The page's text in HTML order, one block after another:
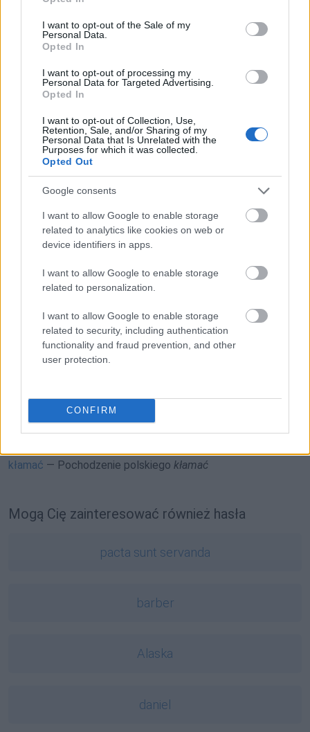
use your data for below specified purposes in below Google
consent section.
I want to opt-out of the Sale of my
Personal Data.
Opted In
I want to opt-out of processing my
Personal Data for Targeted Advertising.
Opted In
I want to opt-out of Collection, Use,
Retention, Sale, and/or Sharing of my
Personal Data that Is Unrelated with the
Purposes for which it was collected.
Opted Out
Google consents
I want to allow Google to enable storage
related to analytics like cookies on web or
device identifiers in apps.
I want to allow Google to enable storage
related to personalization.
I want to allow Google to enable storage
related to security, including authentication
functionality and fraud prevention, and other
user protection.
CONFIRM
Pozostały wątpliwości? Brakuje czegoś w haśle?
SPRAWDŹ
Często sprawdzane
czypielići o odmianie
To nie banjo i lina
To ile much jest w Kupie?
Ciekawostki
kanapa— Ciąć komara na kanapie
kłamać — Pochodzenie polskiego kłamać
Mogą Cię zainteresować również hasła
pacta sunt servanda
barber
Alaska
daniel